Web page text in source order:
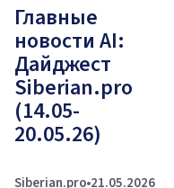
Главные
новости AI:
Дайджест
Siberian.pro
(14.05-
20.05.26)
Siberian.pro 21.05.2026